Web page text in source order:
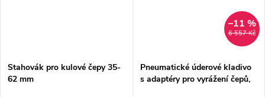
Stahovák pro kulové čepy 35-
62 mm
6 557 Kč
–11 %
Pneumatické úderové kladivo
s adaptéry pro vyrážení čepů,